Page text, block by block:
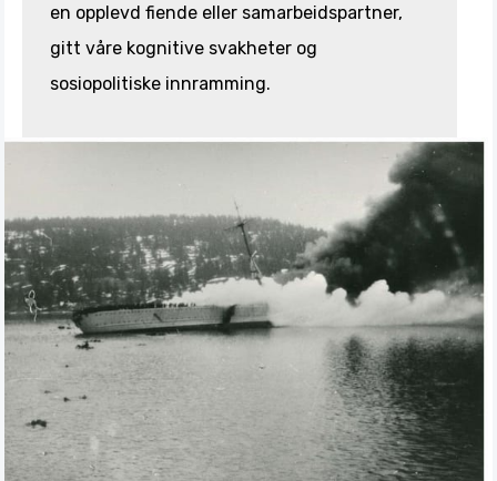
en opplevd fiende eller samarbeidspartner,
gitt våre kognitive svakheter og
sosiopolitiske innramming.